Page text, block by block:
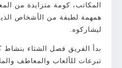
المكاتب، كومة متزايدة من
همهمة لطيفة من الأشخاص
ليشاركوه.
بدأ الفريق فصل الشتاء
تبرعات للألعاب والمعاطف